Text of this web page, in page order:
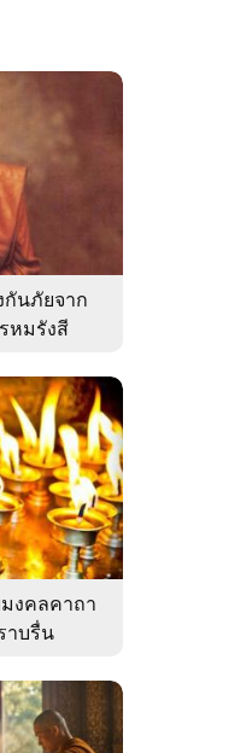
นภัยจาก
หมรังสี
งคลคาถา
าบรื่น